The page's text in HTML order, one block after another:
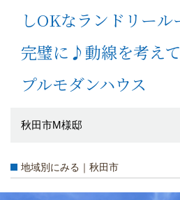
しOKなランドリール
完璧に♪動線を考え
プルモダンハウス
秋田市M様邸
地域別にみる｜秋田市